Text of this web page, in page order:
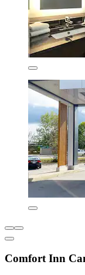
Comfort Inn